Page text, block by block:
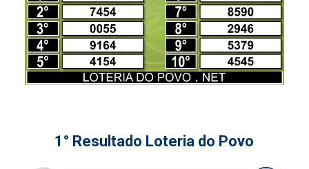
1° Resultado Loteria do Povo